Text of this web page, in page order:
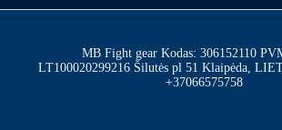
MB Fight gear Kodas: 306152110
LT100020299216 Šilutės pl 51 Klaipėda,
+37066575758